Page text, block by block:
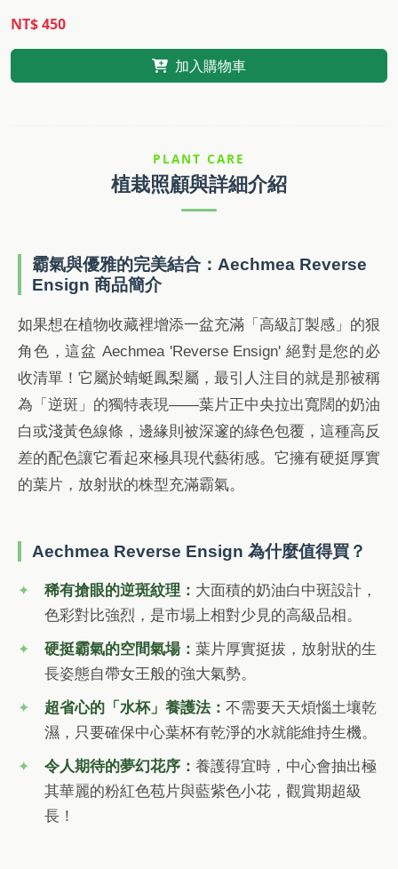
NT$ 450
加入購物車
PLANT CARE
植栽照顧與詳細介紹
霸氣與優雅的完美結合：Aechmea Reverse
Ensign 商品簡介
如果想在植物收藏裡增添一盆充滿「高級訂製感」的狠
角色，這盆 Aechmea 'Reverse Ensign' 絕對是您的必
收清單！它屬於蜻蜓鳳梨屬，最引人注目的就是那被稱
為「逆斑」的獨特表現——葉片正中央拉出寬闊的奶油
白或淺黃色線條，邊緣則被深邃的綠色包覆，這種高反
差的配色讓它看起來極具現代藝術感。它擁有硬挺厚實
的葉片，放射狀的株型充滿霸氣。
Aechmea Reverse Ensign 為什麼值得買？
稀有搶眼的逆斑紋理： 大面積的奶油白中斑設計，
色彩對比強烈，是市場上相對少見的高級品相。
硬挺霸氣的空間氣場：葉片厚實挺拔，放射狀的生
長姿態自帶女王般的強大氣勢。
超省心的「水杯」養護法：不需要天天煩惱土壤乾
濕，只要確保中心葉杯有乾淨的水就能維持生機。
令人期待的夢幻花序：養護得宜時，中心會抽出極
其華麗的粉紅色苞片與藍紫色小花，觀賞期超級
長！